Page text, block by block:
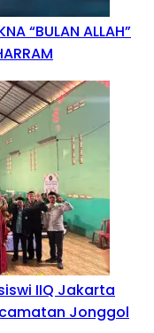
“BULAN ALLAH”
IIQ Jakarta
Jonggol